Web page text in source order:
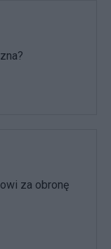
za obronę